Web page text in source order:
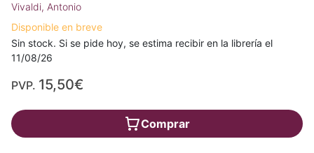
Vivaldi, Antonio
Disponible en breve
Sin stock. Si se pide hoy, se estima recibir en la librería el
11/08/26
PVP. 15,50€
Comprar